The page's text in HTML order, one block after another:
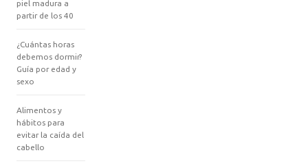
piel madura a
partir de los 40
¿Cuántas horas
debemos dormir?
Guía por edad y
sexo
Alimentos y
hábitos para
evitar la caída del
cabello